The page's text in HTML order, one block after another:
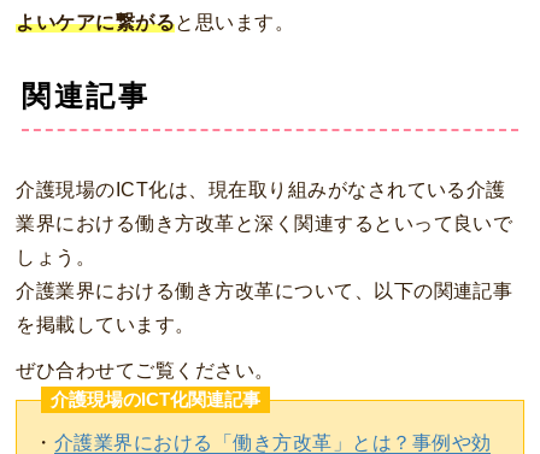
よいケアに繋がると思います。
関連記事
介護現場のICT化は、現在取り組みがなされている介護
業界における働き方改革と深く関連するといって良いで
しょう。
介護業界における働き方改革について、以下の関連記事
を掲載しています。
ぜひ合わせてご覧ください。
介護現場のICT化関連記事
・ 介護業界における「働き方改革」とは？事例や効